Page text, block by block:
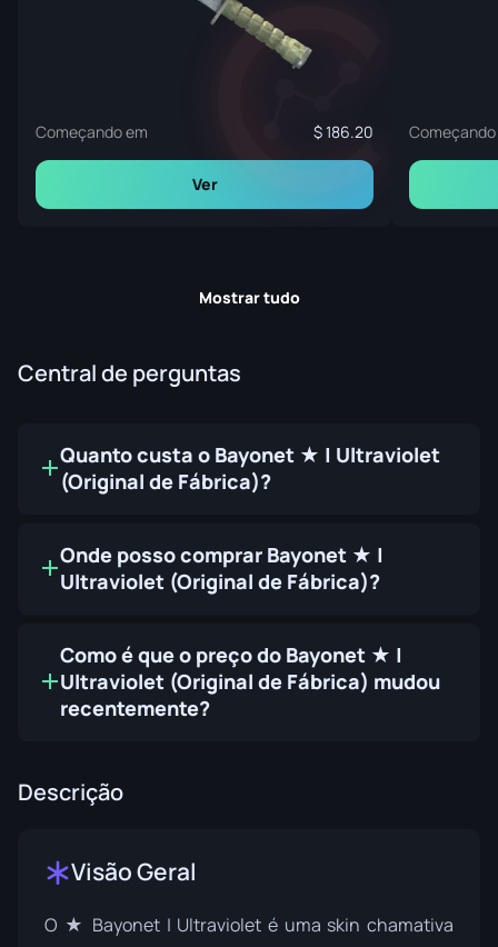
Começando em 186.20
Ver
Mostrar tudo
Central de perguntas
Quanto custa o Bayonet ★ | Ultraviolet
(Original de Fábrica)?
Onde posso comprar Bayonet ★ |
Ultraviolet (Original de Fábrica)?
Como é que o preço do Bayonet ★ |
Ultraviolet (Original de Fábrica) mudou
recentemente?
Descrição
Visão Geral
O ★ Bayonet | Ultraviolet é uma skin chamativa